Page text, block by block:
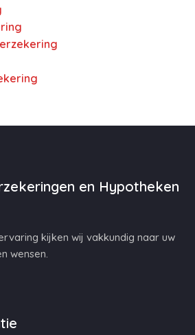
en Hypotheken
kijken wij vakkundig naar uw
wensen.